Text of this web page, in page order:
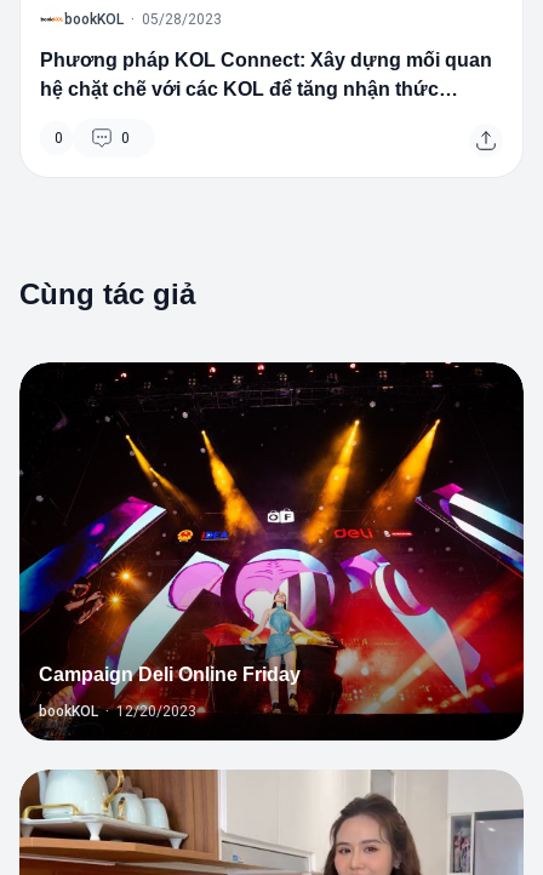
B bookKOL · 05/28/2023
Phương pháp KOL Connect: Xây dựng mối quan
hệ chặt chẽ với các KOL để tăng nhận thức
0 0
Cùng tác giả
Campaign Deli Online Friday
bookKOL · 12/20/2023
7